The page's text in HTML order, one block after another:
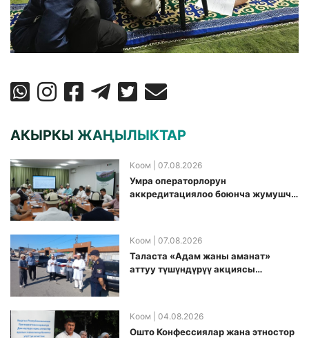
АКЫРКЫ ЖАҢЫЛЫКТАР
Коом | 07.08.2026
Умра операторлорун
аккредитациялоо боюнча жумушчу
Коом | 07.08.2026
Таласта «Адам жаны аманат»
аттуу түшүндүрүү акциясы
Коом | 04.08.2026
Ошто Конфессиялар жана этностор